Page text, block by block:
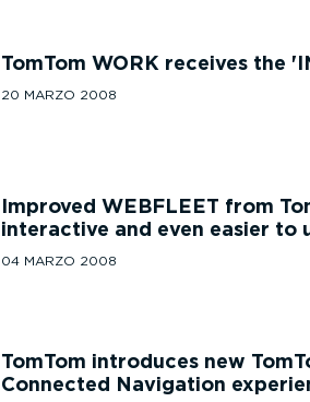
TomTom WORK receives the
20 MARZO 2008
Improved WEBFLEET from
interactive and even easier to
04 MARZO 2008
TomTom introduces new
Connected Navigation